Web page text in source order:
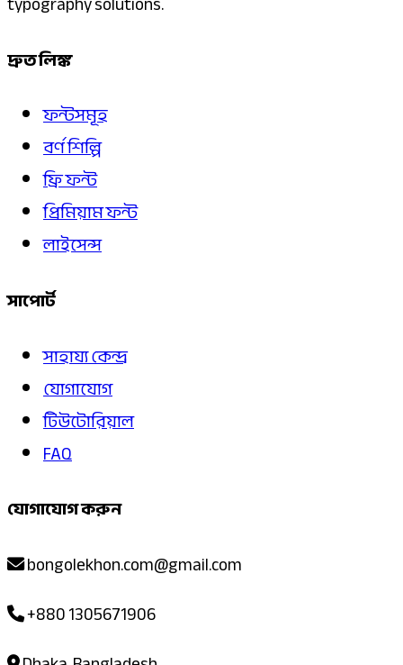
দ্রুত লিঙ্ক
ফন্টসমূহ
বর্ণ শিল্পি
ফ্রি ফন্ট
প্রিমিয়াম ফন্ট
লাইসেন্স
সাপোর্ট
সাহায্য কেন্দ্র
যোগাযোগ
টিউটোরিয়াল
FAQ
যোগাযোগ করুন
bongolekhon.com@gmail.com
+880 1305671906